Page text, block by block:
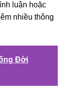
luận hoặc
nhiều thông
Đời